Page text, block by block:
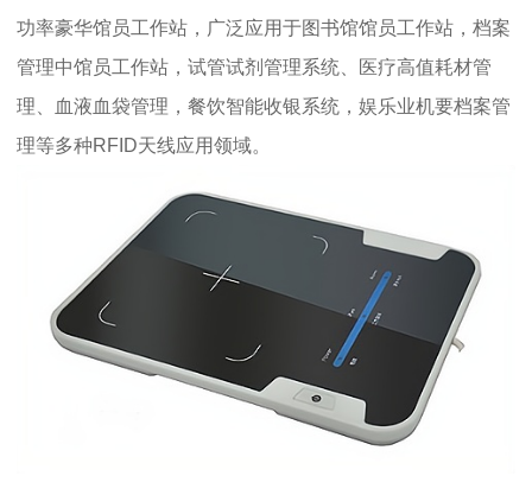
功率豪华馆员工作站，广泛应用于图书馆馆员工作站，档案
管理中馆员工作站，试管试剂管理系统、医疗高值耗材管
理、血液血袋管理，餐饮智能收银系统，娱乐业机要档案管
理等多种RFID天线应用领域。